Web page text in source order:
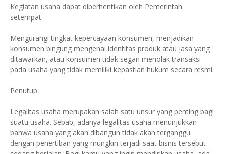
Kegiatan usaha dapat diberhentikan oleh Pemerintah
setempat.
Mengurangi tingkat kepercayaan konsumen, menjadikan
konsumen bingung mengenai identitas produk atau jasa yang
ditawarkan, atau konsumen tidak segan menolak transaksi
pada usaha yang tidak memiliki kepastian hukum secara resmi.
Penutup
Legalitas usaha merupakan salah satu unsur yang penting bagi
suatu usaha. Sebab, adanya legalitas usaha menunjukkan
bahwa usaha yang akan dibangun tidak akan terganggu
dengan penertiban yang mungkin terjadi saat bisnis tersebut